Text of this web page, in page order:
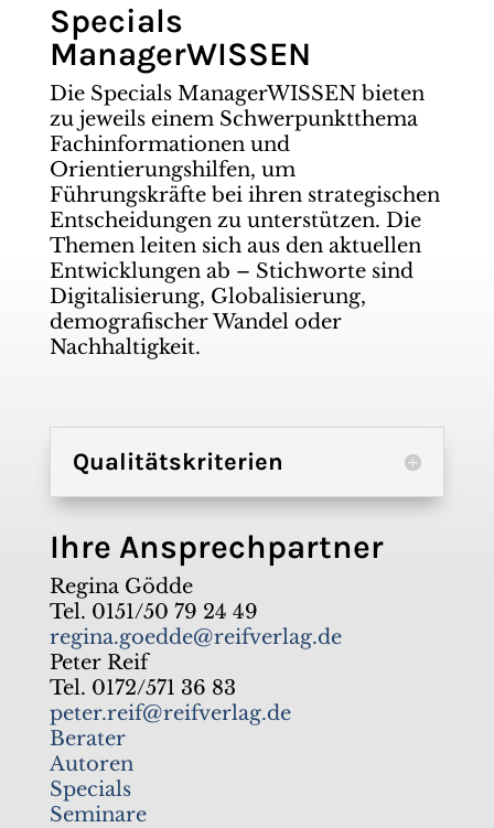
Specials
ManagerWISSEN
Die Specials ManagerWISSEN bieten
zu jeweils einem Schwerpunktthema
Fachinformationen und
Orientierungshilfen, um
Führungskräfte bei ihren strategischen
Entscheidungen zu unterstützen. Die
Themen leiten sich aus den aktuellen
Entwicklungen ab – Stichworte sind
Digitalisierung, Globalisierung,
demografischer Wandel oder
Nachhaltigkeit.
Qualitätskriterien
Ihre Ansprechpartner
Regina Gödde
Tel. 0151/50 79 24 49
regina.goedde@reifverlag.de
Peter Reif
Tel. 0172/571 36 83
peter.reif@reifverlag.de
Berater
Autoren
Specials
Seminare